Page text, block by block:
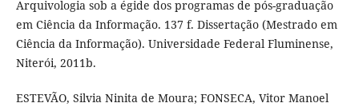
Arquivologia sob a égide dos programas de pós-graduação
em Ciência da Informação. 137 f. Dissertação (Mestrado em
Ciência da Informação). Universidade Federal Fluminense,
Niterói, 2011b.
ESTEVÃO, Silvia Ninita de Moura; FONSECA, Vitor Manoel